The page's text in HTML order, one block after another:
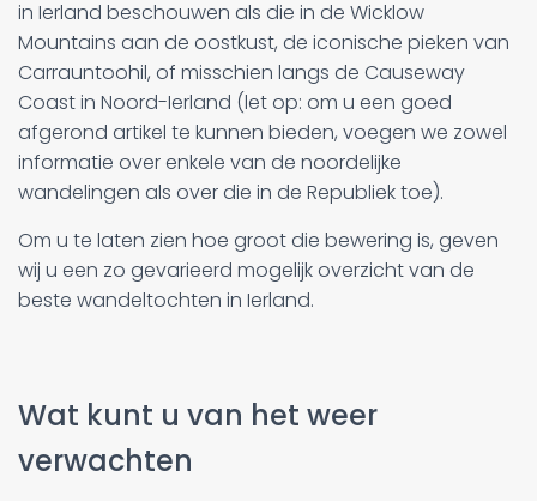
in Ierland beschouwen als die in de Wicklow
Mountains aan de oostkust, de iconische pieken van
Carrauntoohil, of misschien langs de Causeway
Coast in Noord-Ierland (let op: om u een goed
afgerond artikel te kunnen bieden, voegen we zowel
informatie over enkele van de noordelijke
wandelingen als over die in de Republiek toe).
Om u te laten zien hoe groot die bewering is, geven
wij u een zo gevarieerd mogelijk overzicht van de
beste wandeltochten in Ierland.
Wat kunt u van het weer
verwachten